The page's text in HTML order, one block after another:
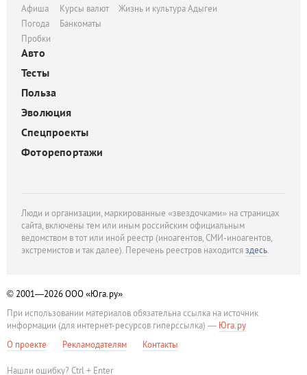
Афиша
Погода
Пробки
Курсы валют
Банкоматы
Жизнь и культура Адыгеи
Авто
Тесты
Польза
Эволюция
Спецпроекты
Фоторепортажи
Люди и организации, маркированные «звездочками» на страницах
сайта, включены тем или иным российским официальным
ведомством в тот или иной реестр (иноагентов, СМИ-иноагентов,
экстремистов и так далее). Перечень реестров находитсяздесь.
© 2001—2026ООО «Юга.ру»
При использовании материалов обязательна ссылка на источник
информации (для интернет-ресурсов гиперссылка) — Юга.ру
О проекте
Рекламодателям Контакты
Нашли ошибку? Ctrl + Enter